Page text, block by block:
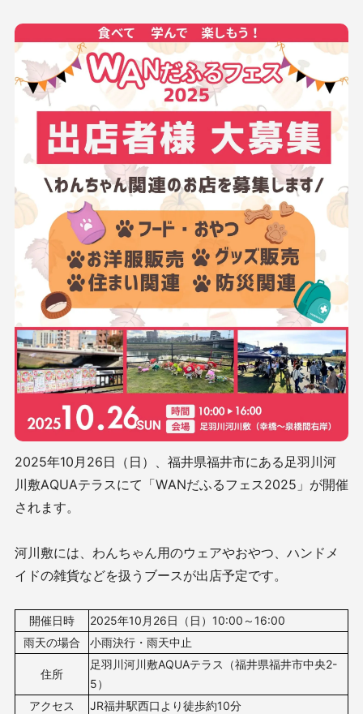
2025年10月26日（日）、福井県福井市にある足羽川河
川敷AQUAテラスにて「WANだふるフェス2025」が開催
されます。
河川敷には、わんちゃん用のウェアやおやつ、ハンドメ
イドの雑貨などを扱うブースが出店予定です。
開催日時
2025年10月26日（日）10:00～16:00
雨天の場合
小雨決行・雨天中止
住所
足羽川河川敷AQUAテラス（福井県福井市中央2-
5）
アクセス
JR福井駅西口より徒歩約10分